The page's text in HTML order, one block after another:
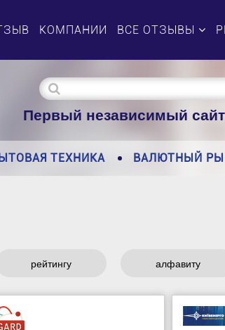
КОМПАНИИ ВСЕ ОТЗЫВЫ
Первый независимый
ТЕХНИКА ВАЛЮТНЫЙ
рейтингу алфавиту